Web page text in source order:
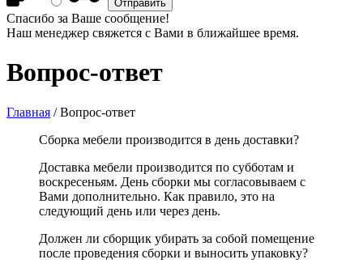
Спасибо за Ваше сообщение!
Наш менеджер свяжется с Вами в ближайшее время.
Вопрос-ответ
Главная /Вопрос-ответ
Сборка мебели производится в день доставки?
Доставка мебели производится по субботам и
воскресеньям. День сборки мы согласовываем с
Вами дополнительно. Как правило, это на
следующий день или через день.
Должен ли сборщик убирать за собой помещение
после проведения сборки и выносить упаковку?